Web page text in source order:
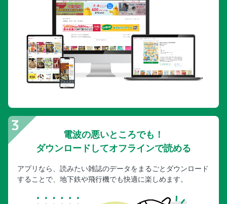
電波の悪いところでも！
ダウンロードしてオフラインで読める
アプリなら、読みたい雑誌のデータをまるごとダウンロード
することで、地下鉄や飛行機でも快適に楽しめます。